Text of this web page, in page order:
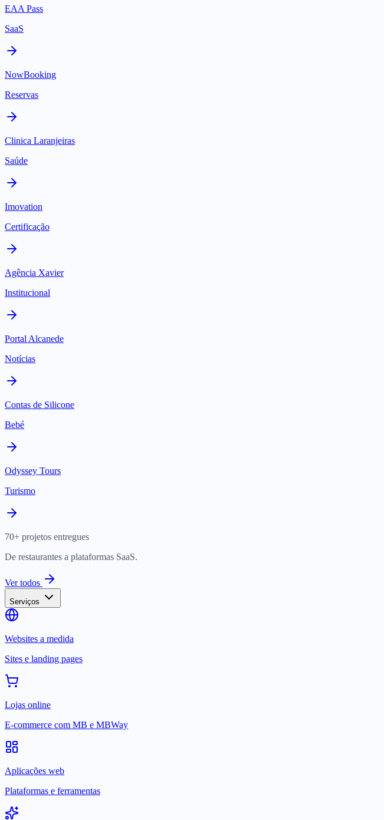
EAA Pass
SaaS
NowBooking
Reservas
Clinica Laranjeiras
Saúde
Imovation
Certificação
Agência Xavier
Institucional
Portal Alcanede
Notícias
Contas de Silicone
Bebé
Odyssey Tours
Turismo
70+ projetos entregues
De restaurantes a plataformas SaaS.
Ver todos
Serviços
Websites a medida
Sites e landing pages
Lojas online
E-commerce com MB e MBWay
Aplicações web
Plataformas e ferramentas